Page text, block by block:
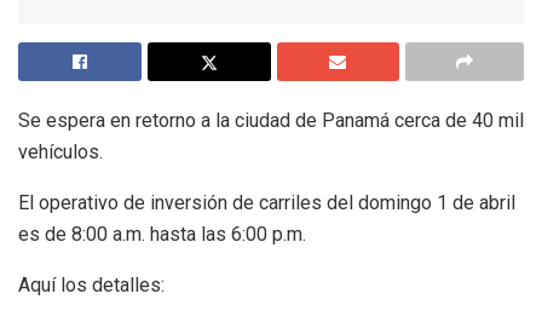
Se espera en retorno a la ciudad de Panamá cerca de 40 mil
vehículos.
El operativo de inversión de carriles del domingo 1 de abril
es de 8:00 a.m. hasta las 6:00 p.m.
Aquí los detalles: